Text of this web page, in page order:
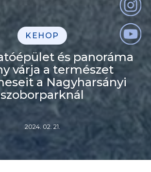
KEHOP
és panoráma
várja a természet
a Nagyharsányi
szoborparknál
2024. 02. 21.